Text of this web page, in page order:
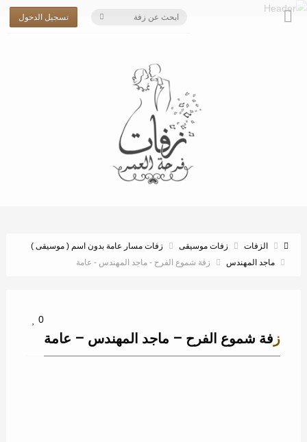
تسجيل الدخول
الزفات زفات موسيقى
زفات مسار عامة بدون اسم ( موسيقى )
ماجد المهندس
زفة شموع الفرح - ماجد المهندس - عامة
0
زفة شموع الفرح – ماجد المهندس – عامة